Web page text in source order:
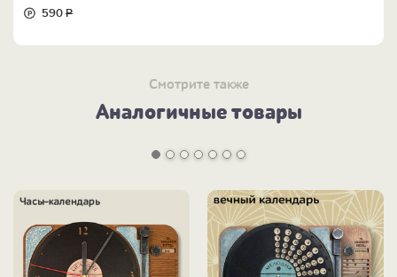
590Р
Смотрите также
Аналогичные товары